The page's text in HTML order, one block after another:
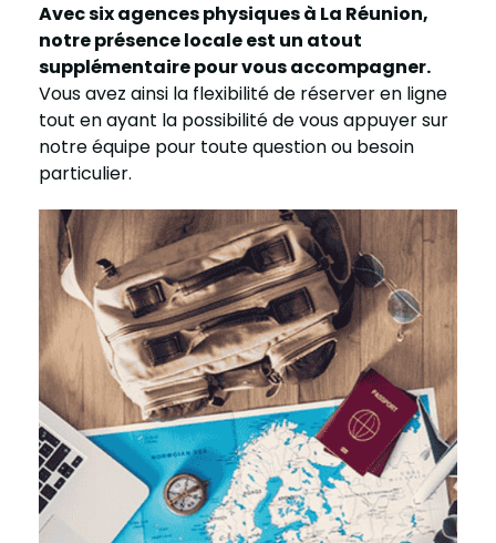
Avec six agences physiques à La Réunion,
notre présence locale est un atout
supplémentaire pour vous accompagner.
Vous avez ainsi la flexibilité de réserver en ligne
tout en ayant la possibilité de vous appuyer sur
notre équipe pour toute question ou besoin
particulier.